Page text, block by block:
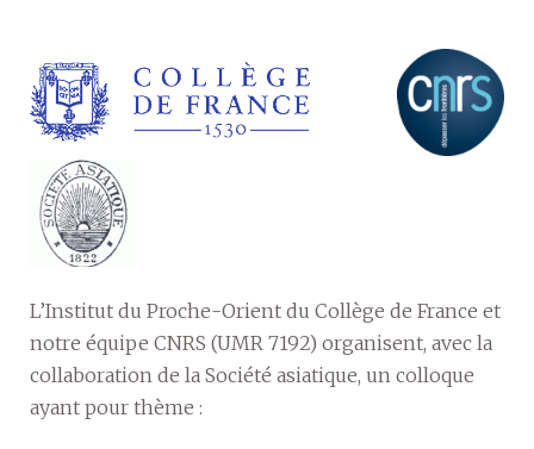
L’Institut du Proche-Orient du Collège de France et
notre équipe CNRS (UMR 7192) organisent, avec la
collaboration de la Société asiatique, un colloque
ayant pour thème :